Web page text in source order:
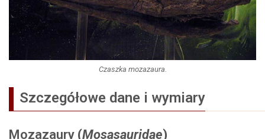
Czaszka mozazaura.
Szczegółowe dane i wymiary
Mozazaury (Mosasauridae)